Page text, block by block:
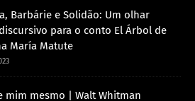
Barbárie e Solidão: Um olhar
para o conto El Árbol de
María Matute
mim mesmo | Walt Whitman